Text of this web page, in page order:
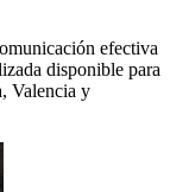
efectiva
disponible para
Valencia y